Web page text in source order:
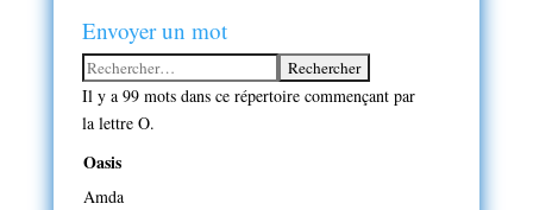
Envoyer un mot
Il y a 99 mots dans ce répertoire commençant par
la lettre O.
Oasis
Amda